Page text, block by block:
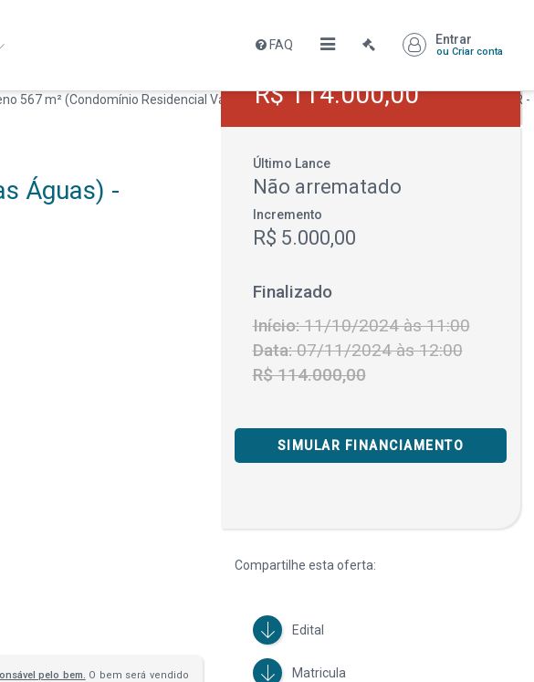
FAQ Entrar
ou Criar conta
R$ 114.000,00
Águas) -
pelo bem. O bem será vendido
Último Lance
Não arrematado
Incremento
R$ 5.000,00
Finalizado
Início:11/10/2024 às 11:00
Data:07/11/2024 às 12:00
R$ 114.000,00
SIMULAR FINANCIAMENTO
Compartilhe esta oferta:
Edital
Matricula